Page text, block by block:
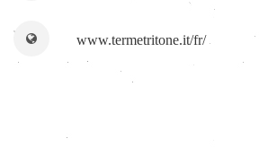
www.termetritone.it/fr/